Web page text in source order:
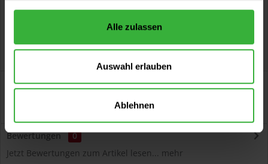
Alle zulassen
Auswahl erlauben
Ablehnen
Beschreibung
Volvox Espressivo Lehmfarbe (Stone Green) Lösemittelfreier,
dauerelastischer Wand- und...mehr
Bewertungen
0
Jetzt Bewertungen zum Artikel lesen... mehr